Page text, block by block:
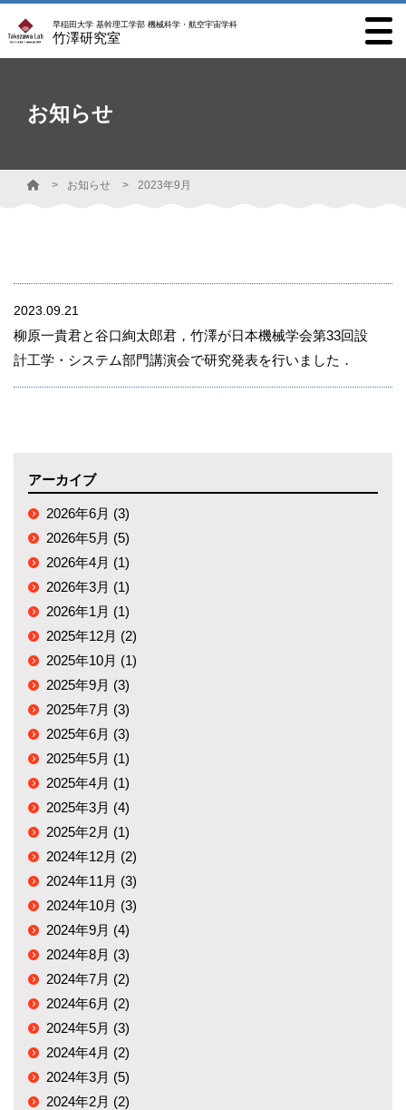
早稲田大学 基幹理工学部 機械科学・航空宇宙学科
竹澤研究室
お知らせ
お知らせ 2023年9月
2023.09.21
柳原一貴君と谷口絢太郎君，竹澤が日本機械学会第33回設
計工学・システム部門講演会で研究発表を行いました．
アーカイブ
2026年6月 (3)
2026年5月 (5)
2026年4月 (1)
2026年3月 (1)
2026年1月 (1)
2025年12月 (2)
2025年10月 (1)
2025年9月 (3)
2025年7月 (3)
2025年6月 (3)
2025年5月 (1)
2025年4月 (1)
2025年3月 (4)
2025年2月 (1)
2024年12月 (2)
2024年11月 (3)
2024年10月 (3)
2024年9月 (4)
2024年8月 (3)
2024年7月 (2)
2024年6月 (2)
2024年5月 (3)
2024年4月 (2)
2024年3月 (5)
2024年2月 (2)